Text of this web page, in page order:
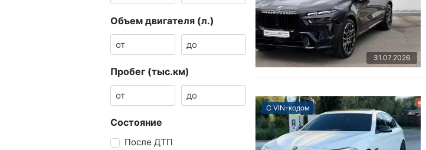
Объем двигателя (л.)
Пробег (тыс.км)
Состояние
После ДТП
31.07.2026
С VIN-кодом